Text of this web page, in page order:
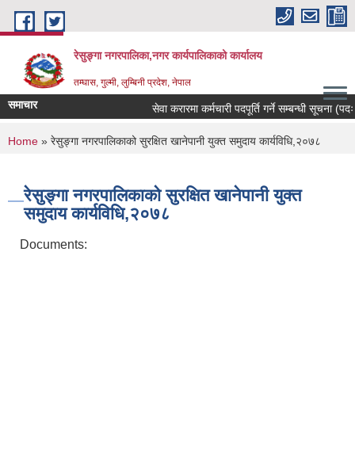
Skip to main content
रेसुङ्गा नगरपालिका,नगर कार्यपालिकाको कार्यालय
तम्घास, गुल्मी, लुम्बिनी प्रदेश, नेपाल
समाचार सेवा करारमा कर्मचारी पदपूर्ति गर्ने सम्बन्धी सूचना (पदः
You are here
Home » रेसुङ्गा नगरपालिकाको सुरक्षित खानेपानी युक्त समुदाय कार्यविधि,२०७८
रेसुङ्गा नगरपालिकाको सुरक्षित खानेपानी युक्त
समुदाय कार्यविधि,२०७८
Documents: